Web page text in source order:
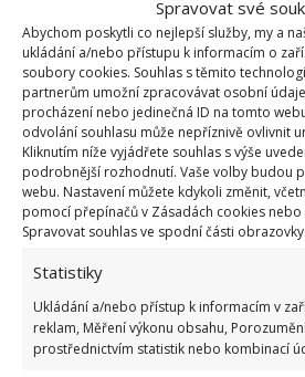
Spravovat své
Abychom poskytli co nejlepší služby, my a
ukládání a/nebo přístupu k informacím o
soubory cookies. Souhlas s těmito
partnerům umožní zpracovávat osobní
procházení nebo jedinečná ID na tomto
odvolání souhlasu může nepříznivě ovlivnit
Kliknutím níže vyjádřete souhlas s výše
podrobnější rozhodnutí. Vaše volby budou
webu. Nastavení můžete kdykoli změnit,
pomocí přepínačů v Zásadách cookies
Spravovat souhlas ve spodní části obrazovky.
Statistiky
Ukládání a/nebo přístup k informacím v
reklam, Měření výkonu obsahu,
prostřednictvím statistik nebo kombinací
Moderní bydlení